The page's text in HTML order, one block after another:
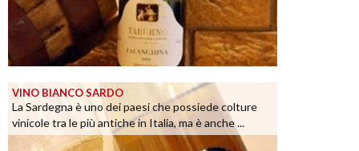
VINO BIANCO SARDO
La Sardegna è uno dei paesi che possiede colture
vinicole tra le più antiche in Italia, ma è anche ...